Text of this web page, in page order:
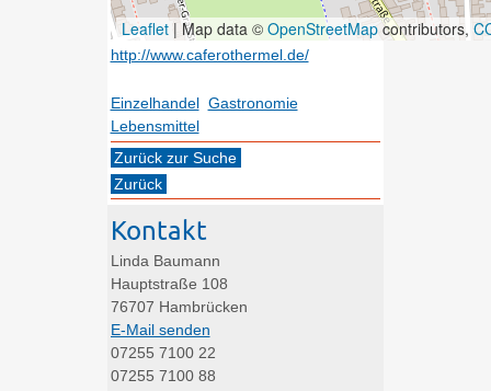
Leaflet| Map data © OpenStreetMapcontributors,
http://www.caferothermel.de/
Einzelhandel, Gastronomie,
Lebensmittel
Zurück zur Suche
Zurück
Kontakt
Linda Baumann
Hauptstraße 108
76707 Hambrücken
E-Mail senden
07255 7100 22
07255 7100 88